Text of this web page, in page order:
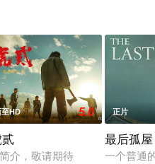
毕业于同一所大学。他们和
至HD 5.0
介，敬请期待
正片
最后孤屋
一个普通